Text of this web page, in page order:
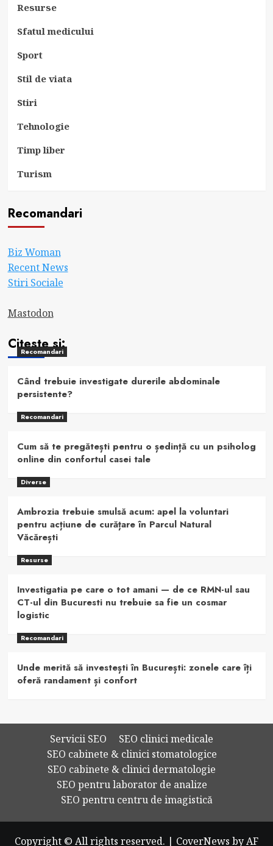
Resurse
Sfatul medicului
Sport
Stil de viata
Stiri
Tehnologie
Timp liber
Turism
Recomandari
Biz Woman
Recent News
Stiri Sociale
Mastodon
Citeste si:
Recomandari
Când trebuie investigate durerile abdominale
persistente?
Recomandari
Cum să te pregătești pentru o ședință cu un psiholog
online din confortul casei tale
Diverse
Ambrozia trebuie smulsă acum: apel la voluntari
pentru acțiune de curățare în Parcul Natural
Văcărești
Resurse
Investigatia pe care o tot amani — de ce RMN-ul sau
CT-ul din Bucuresti nu trebuie sa fie un cosmar
logistic
Recomandari
Unde merită să investești în București: zonele care îți
oferă randament și confort
Servicii SEO
SEO clinici medicale
SEO cabinete & clinici stomatologice
SEO cabinete & clinici dermatologie
SEO pentru laborator de analize
SEO pentru centru de imagistică
Copyright © All rights reserved. | CoverNews by AF